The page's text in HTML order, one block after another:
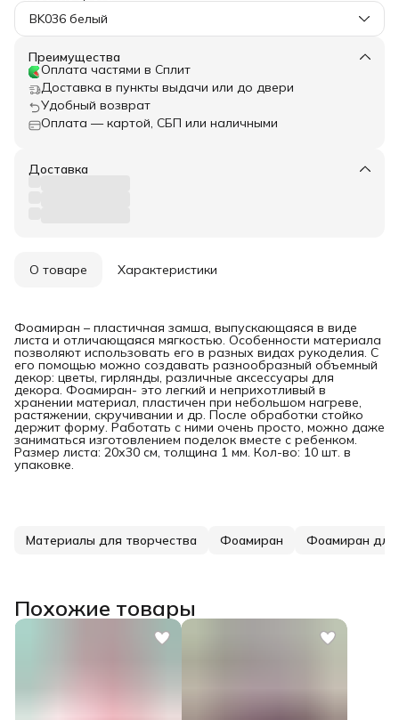
BK036 белый
Преимущества
Оплата частями в Сплит
Доставка в пункты выдачи или до двери
Удобный возврат
Оплата — картой, СБП или наличными
Доставка
О товаре Характеристики
Фоамиран – пластичная замша, выпускающаяся в виде
листа и отличающаяся мягкостью. Особенности материала
позволяют использовать его в разных видах рукоделия. С
его помощью можно создавать разнообразный объемный
декор: цветы, гирлянды, различные аксессуары для
декора. Фоамиран- это легкий и неприхотливый в
хранении материал, пластичен при небольшом нагреве,
растяжении, скручивании и др. После обработки стойко
держит форму. Работать с ними очень просто, можно даже
заниматься изготовлением поделок вместе с ребенком.
Размер листа: 20х30 см, толщина 1 мм. Кол-во: 10 шт. в
упаковке.
Материалы для творчества Фоамиран Фоамиран для
Похожие товары